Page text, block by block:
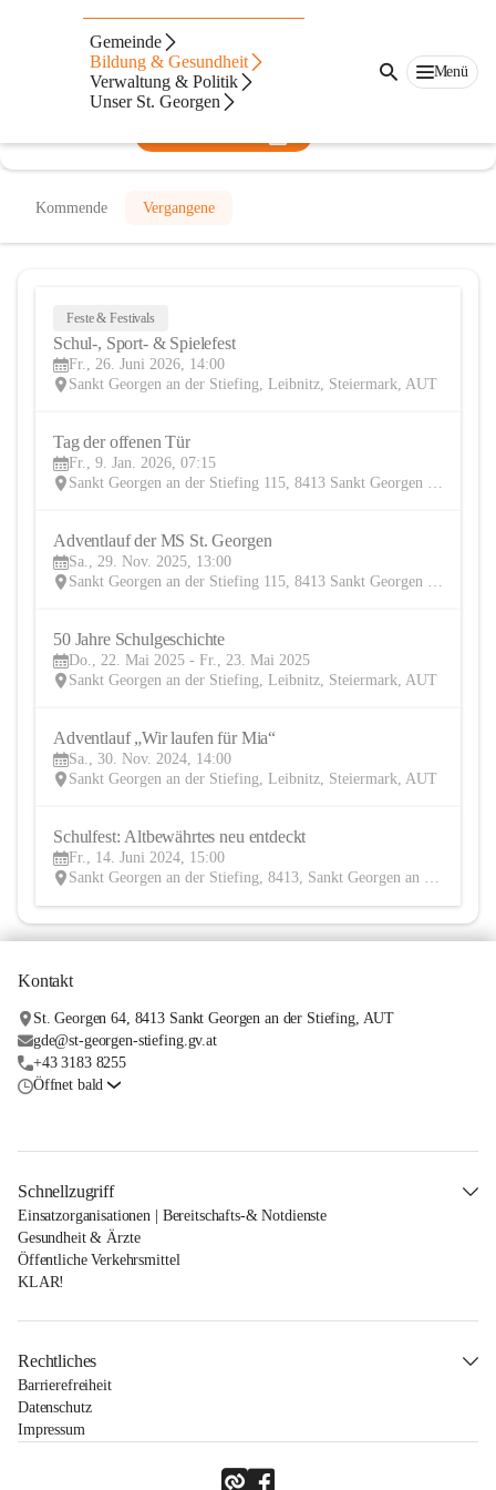
Gemeinde
Bildung & Gesundheit
Verwaltung & Politik
Unser St. Georgen
Menü
Mittelschule St. Georgen/Stiefing
@mittelschule-st-georgenstiefing
Mittelschule
Kommende Vergangene
Feste & Festivals
Schul-, Sport- & Spielefest
Fr., 26. Juni 2026, 14:00
Sankt Georgen an der Stiefing, Leibnitz, Steiermark, AUT
Tag der offenen Tür
Fr., 9. Jan. 2026, 07:15
Sankt Georgen an der Stiefing 115, 8413 Sankt Georgen an der Stiefing, AUT
Adventlauf der MS St. Georgen
Sa., 29. Nov. 2025, 13:00
Sankt Georgen an der Stiefing 115, 8413 Sankt Georgen an der Stiefing, AUT
50 Jahre Schulgeschichte
Do., 22. Mai 2025 - Fr., 23. Mai 2025
Sankt Georgen an der Stiefing, Leibnitz, Steiermark, AUT
Adventlauf „Wir laufen für Mia“
Sa., 30. Nov. 2024, 14:00
Sankt Georgen an der Stiefing, Leibnitz, Steiermark, AUT
Schulfest: Altbewährtes neu entdeckt
Fr., 14. Juni 2024, 15:00
Sankt Georgen an der Stiefing, 8413, Sankt Georgen an der Stiefing, Leibnitz, Steiermark, AUT
Kontakt
St. Georgen 64, 8413 Sankt Georgen an der Stiefing, AUT
gde@st-georgen-stiefing.gv.at
+43 3183 8255
Öffnet bald
Schnellzugriff
Einsatzorganisationen | Bereitschafts-& Notdienste
Gesundheit & Ärzte
Öffentliche Verkehrsmittel
KLAR!
Rechtliches
Barrierefreiheit
Datenschutz
Impressum